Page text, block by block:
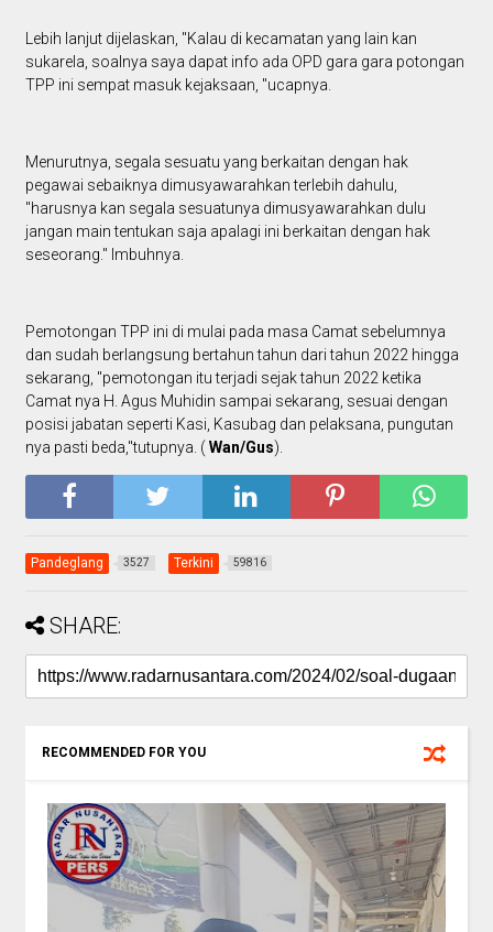
Lebih lanjut dijelaskan, "Kalau di kecamatan yang lain kan
sukarela, soalnya saya dapat info ada OPD gara gara potongan
TPP ini sempat masuk kejaksaan, "ucapnya.
Menurutnya, segala sesuatu yang berkaitan dengan hak
pegawai sebaiknya dimusyawarahkan terlebih dahulu,
"harusnya kan segala sesuatunya dimusyawarahkan dulu
jangan main tentukan saja apalagi ini berkaitan dengan hak
seseorang." Imbuhnya.
Pemotongan TPP ini di mulai pada masa Camat sebelumnya
dan sudah berlangsung bertahun tahun dari tahun 2022 hingga
sekarang, "pemotongan itu terjadi sejak tahun 2022 ketika
Camat nya H. Agus Muhidin sampai sekarang, sesuai dengan
posisi jabatan seperti Kasi, Kasubag dan pelaksana, pungutan
nya pasti beda,"tutupnya. ( Wan/Gus).
Pandeglang 3527 Terkini 59816
SHARE:
RECOMMENDED FOR YOU